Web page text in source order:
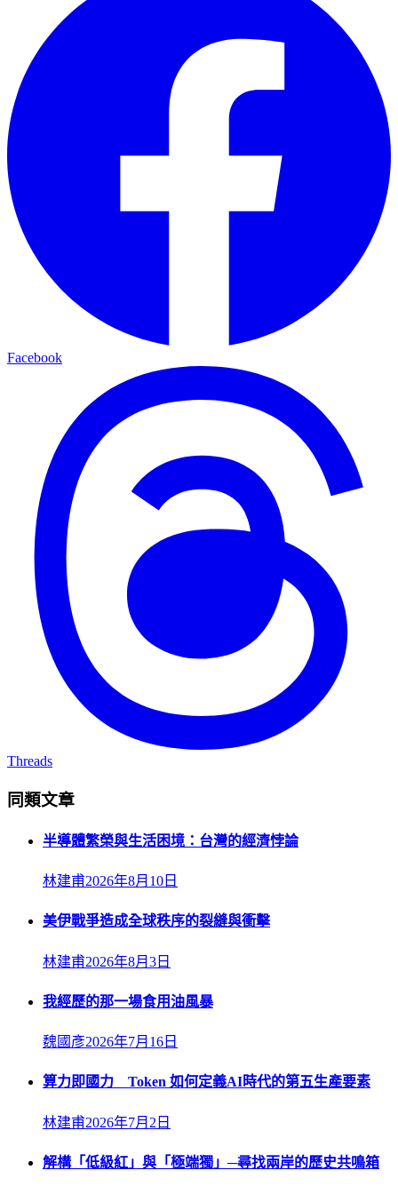
Facebook
Threads
同類文章
半導體繁榮與生活困境：台灣的經濟悖論
林建甫2026年8月10日
美伊戰爭造成全球秩序的裂縫與衝擊
林建甫2026年8月3日
我經歷的那一場食用油風暴
魏國彥2026年7月16日
算力即國力 Token 如何定義AI時代的第五生產要素
林建甫2026年7月2日
解構「低級紅」與「極端獨」─尋找兩岸的歷史共鳴箱